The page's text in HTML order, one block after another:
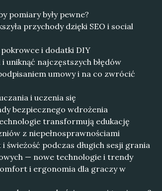
pomiary były pewne?
przychody dzięki SEO i social
i dodatki DIY
uniknąć najczęstszych błędów
umowy i na co zwrócić
i uczenia się
bezpiecznego wdrożenia
transformują edukację
z niepełnosprawnościami
podczas długich sesji grania
— nowe technologie i trendy
i ergonomia dla graczy w